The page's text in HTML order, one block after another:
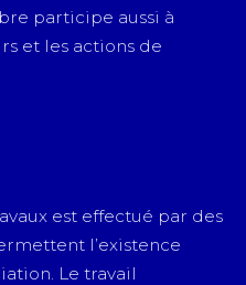
participe aussi à
et les actions de
est effectué par des
l’existence
Le travail